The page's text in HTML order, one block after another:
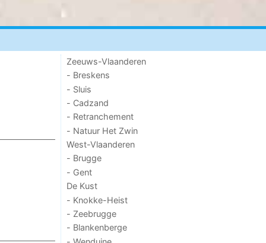
Zeeuws-Vlaanderen
- Breskens
- Sluis
- Cadzand
- Retranchement
- Natuur Het Zwin
West-Vlaanderen
- Brugge
- Gent
De Kust
- Knokke-Heist
- Zeebrugge
- Blankenberge